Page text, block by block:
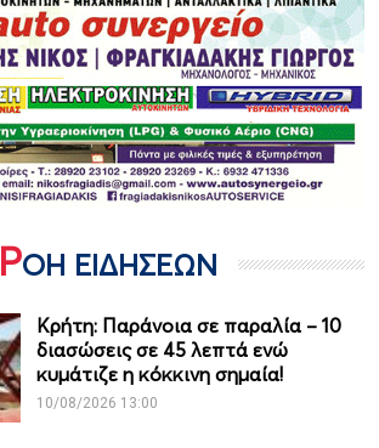
ΡΟΗ ΕΙΔΗΣΕΩΝ
Κρήτη: Παράνοια σε παραλία – 10
διασώσεις σε 45 λεπτά ενώ
κυμάτιζε η κόκκινη σημαία!
10/08/2026 13:00